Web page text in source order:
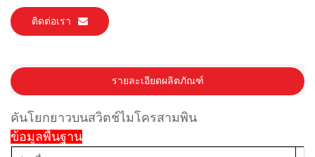
ติดต่อเรา
รายละเอียดผลิตภัณฑ์
คันโยกยาวบนสวิตช์ไมโครสามพิน
ข้อมูลพื้นฐาน